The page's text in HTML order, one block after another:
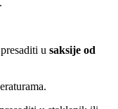
u saksije od